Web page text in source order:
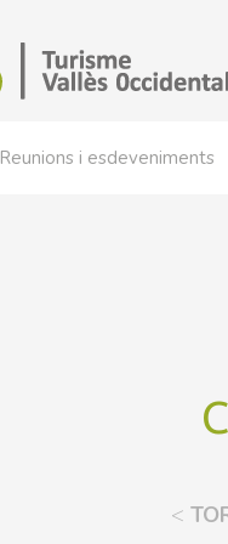
Reunions i esdeveniments
<